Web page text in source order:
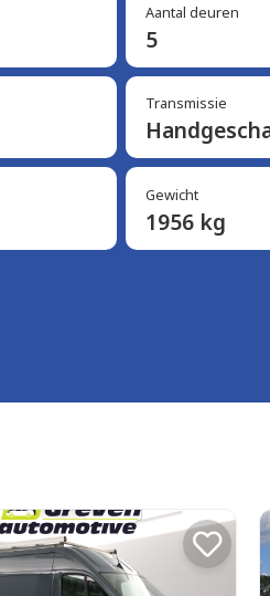
Aantal deuren
5
Transmissie
Gewicht
1956 kg